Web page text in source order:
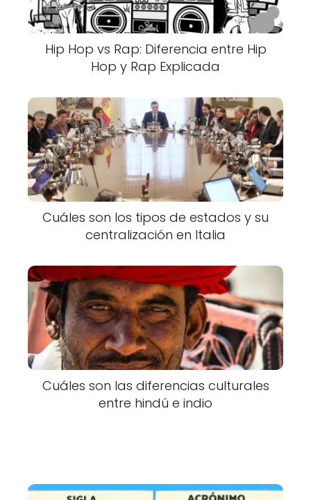
Hip Hop vs Rap: Diferencia entre Hip
Hop y Rap Explicada
Cuáles son los tipos de estados y su
centralización en Italia
Cuáles son las diferencias culturales
entre hindú e indio